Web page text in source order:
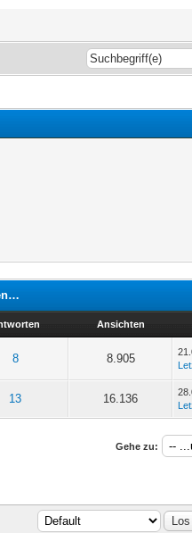
Ansichten
8 8.905
13 16.136
Gehe zu: